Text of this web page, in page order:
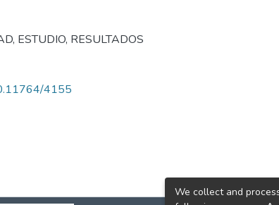
, ESTUDIO, RESULTADOS
4155
We collect and